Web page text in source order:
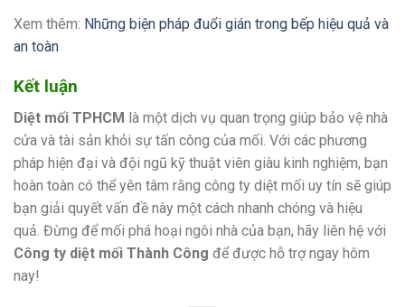
Xem thêm: Những biện pháp đuổi gián trong bếp hiệu quả và
an toàn
Kết luận
Diệt mối TPHCM là một dịch vụ quan trọng giúp bảo vệ nhà
cửa và tài sản khỏi sự tấn công của mối. Với các phương
pháp hiện đại và đội ngũ kỹ thuật viên giàu kinh nghiệm, bạn
hoàn toàn có thể yên tâm rằng công ty diệt mối uy tín sẽ giúp
bạn giải quyết vấn đề này một cách nhanh chóng và hiệu
quả. Đừng để mối phá hoại ngôi nhà của bạn, hãy liên hệ với
Công ty diệt mối Thành Công để được hỗ trợ ngay hôm
nay!